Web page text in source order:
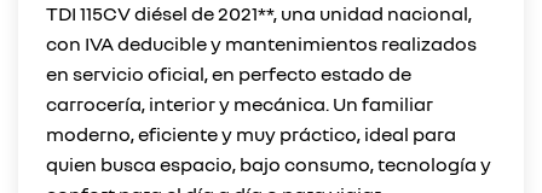
TDI 115CV diésel de 2021**, una unidad nacional,
con IVA deducible y mantenimientos realizados
en servicio oficial, en perfecto estado de
carrocería, interior y mecánica. Un familiar
moderno, eficiente y muy práctico, ideal para
quien busca espacio, bajo consumo, tecnología y